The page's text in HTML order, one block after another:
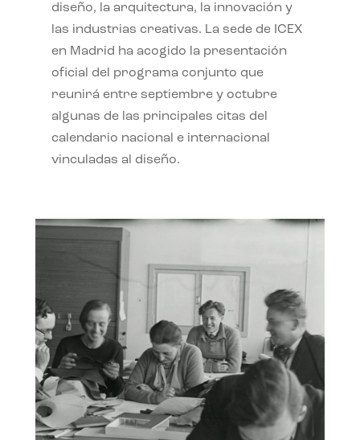
diseño, la arquitectura, la innovación y
las industrias creativas. La sede de ICEX
en Madrid ha acogido la presentación
oficial del programa conjunto que
reunirá entre septiembre y octubre
algunas de las principales citas del
calendario nacional e internacional
vinculadas al diseño.